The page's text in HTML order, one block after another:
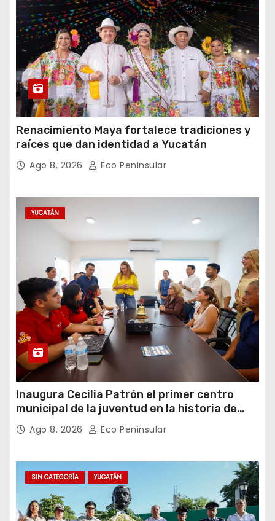
Renacimiento Maya fortalece tradiciones y
raíces que dan identidad a Yucatán
Ago 8, 2026 Eco Peninsular
YUCATÁN
Inaugura Cecilia Patrón el primer centro
municipal de la juventud en la historia de
Mérida
Ago 8, 2026 Eco Peninsular
SIN CATEGORÍA YUCATÁN